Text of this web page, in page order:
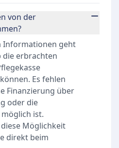
von der
Informationen geht
die erbrachten
Es fehlen
Finanzierung über
oder die
ist.
Möglichkeit
direkt beim